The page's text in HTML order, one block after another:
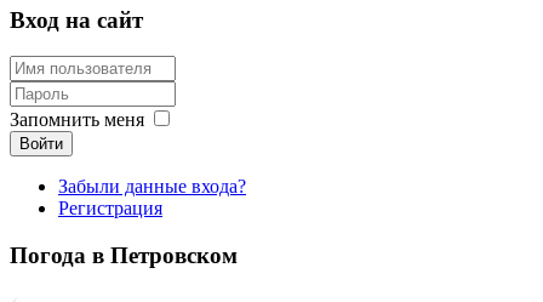
Вход на сайт
Запомнить меня
Войти
Забыли данные входа?
Регистрация
Погода в Петровском